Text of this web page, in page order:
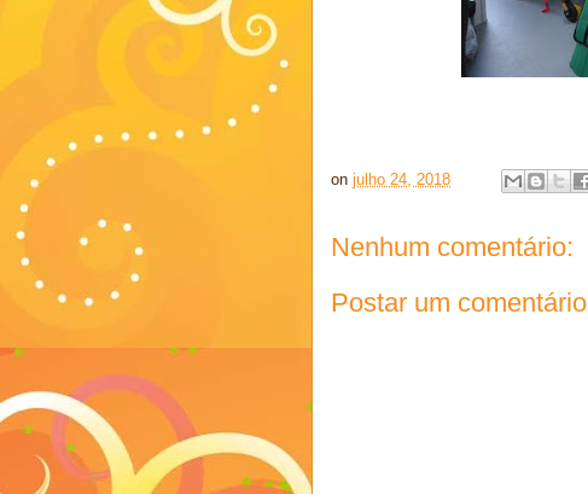
on julho 24, 2018
Nenhum comentário:
Postar um comentário